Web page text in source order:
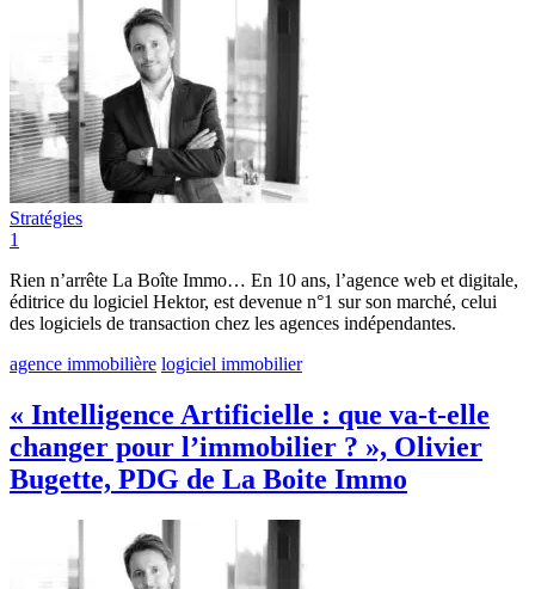
Stratégies
1
Rien n’arrête La Boîte Immo… En 10 ans, l’agence web et digitale,
éditrice du logiciel Hektor, est devenue n°1 sur son marché, celui
des logiciels de transaction chez les agences indépendantes.
agence immobilière logiciel immobilier
« Intelligence Artificielle : que va-t-elle
changer pour l’immobilier ? », Olivier
Bugette, PDG de La Boite Immo